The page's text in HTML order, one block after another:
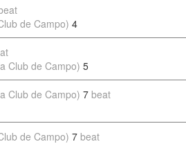
de Campo) 4
Club de Campo) 5
Club de Campo) 7 beat
de Campo) 7 beat